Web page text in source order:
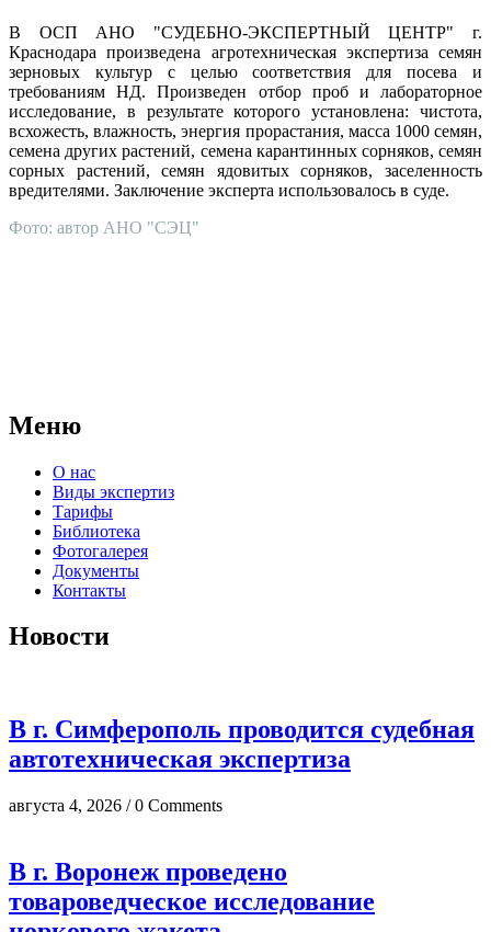
В ОСП АНО "СУДЕБНО-ЭКСПЕРТНЫЙ ЦЕНТР" г.
Краснодара произведена агротехническая экспертиза семян
зерновых культур с целью соответствия для посева и
требованиям НД. Произведен отбор проб и лабораторное
исследование, в результате которого установлена: чистота,
всхожесть, влажность, энергия прорастания, масса 1000 семян,
семена других растений, семена карантинных сорняков, семян
сорных растений, семян ядовитых сорняков, заселенность
вредителями. Заключение эксперта использовалось в суде.
Фото: автор АНО "СЭЦ"
Меню
О нас
Виды экспертиз
Тарифы
Библиотека
Фотогалерея
Документы
Контакты
Новости
В г. Симферополь проводится судебная
автотехническая экспертиза
августа 4, 2026 / 0 Comments
В г. Воронеж проведено
товароведческое исследование